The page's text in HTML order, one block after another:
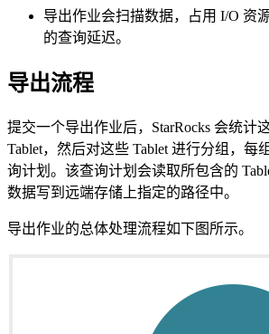
导出作业会扫描数据，占用 I/O 资
的查询延迟。
导出流程
提交一个导出作业后，StarRocks 会统计
Tablet，然后对这些 Tablet 进行分组，每
询计划。该查询计划会读取所包含的
数据写到远端存储上指定的路径中。
导出作业的总体处理流程如下图所示。